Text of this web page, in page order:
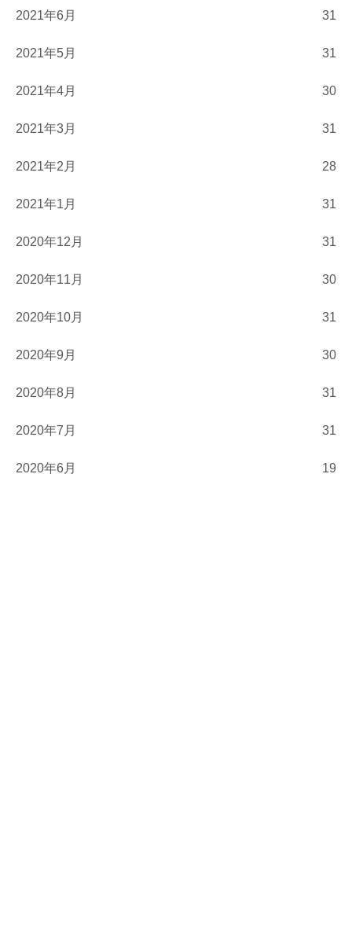
2021年6月 31
2021年5月 31
2021年4月 30
2021年3月 31
2021年2月 28
2021年1月 31
2020年12月 31
2020年11月 30
2020年10月 31
2020年9月 30
2020年8月 31
2020年7月 31
2020年6月 19